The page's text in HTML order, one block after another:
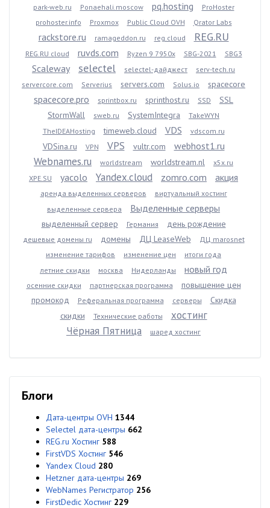
park-web.ru Ponaehali.moscow pq.hosting
ProHoster
prohoster.info
Proxmox Public Cloud OVH Qrator Labs
rackstore.ru ramageddon.ru reg.cloud REG.RU
REG.RU cloud ruvds.com Ryzen 9 7950x SBG-2021 SBG3
Scaleway selectel selectel-дайджест
serv-tech.ru
servercore.com
Serverius servers.com Solus.io spacecore
spacecore.pro sprintbox.ru sprinthost.ru SSD
SSL
StormWall
sweb.ru SystemIntegra
TakeWYN
TheIDEAHosting
timeweb.cloud VDS vdscom.ru
VDSina.ru VPN VPS vultr.com webhost1.ru
Webnames.ru worldstream worldstream.nl
x5x.ru
XPE.SU
yacolo Yandex.cloud zomro.com акция
аренда выделенных серверов
виртуальный хостинг
выделенные сервера
Выделенные серверы
выделенный сервер Германия день рождение
дешевые домены ru домены ДЦ LeaseWeb
ДЦ marosnet
изменение тарифов
изменение цен
итоги года
летние скидки
москва Нидерланды новый год
осенние скидки партнерская программа
повышение цен
промокод
Реферальная программа серверы
Скидка
скидки
Технические работы
хостинг
Чёрная Пятница
шаред хостинг
Блоги
Дата-центры OVH 1344
Selectel дата-центры 662
REG.ru Хостинг 588
FirstVDS Хостинг 546
Yandex Cloud 280
Hetzner дата-центры 269
WebNames Регистратор 256
FirstDedic Хостинг 229